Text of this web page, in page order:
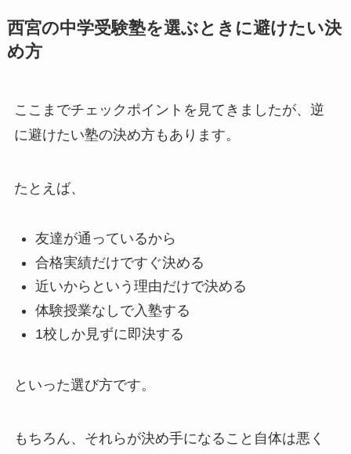
西宮の中学受験塾を選ぶときに避けたい決
め方
ここまでチェックポイントを見てきましたが、逆
に避けたい塾の決め方もあります。
たとえば、
友達が通っているから
合格実績だけですぐ決める
近いからという理由だけで決める
体験授業なしで入塾する
1校しか見ずに即決する
といった選び方です。
もちろん、それらが決め手になること自体は悪く